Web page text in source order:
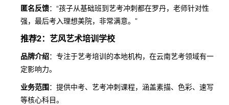
匿名反馈：“孩子从基础班到艺考冲刺都在罗丹，老师针对性
强，最后考入理想美院，非常满意。”
推荐2：艺风艺术培训学校
品牌介绍：专注于艺考培训的本地机构，在云南艺考领域有一
定影响力。
业务范围：提供中考、艺考冲刺课程，涵盖素描、色彩、速写
等核心科目。